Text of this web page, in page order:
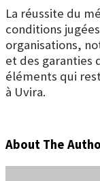
La réussite du
conditions
organisations,
et des garanties
éléments qui
à Uvira.
About The